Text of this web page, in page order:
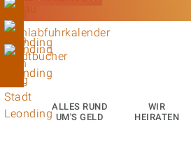
ALLES RUND
UM'S GELD
WIR
HEIRATEN